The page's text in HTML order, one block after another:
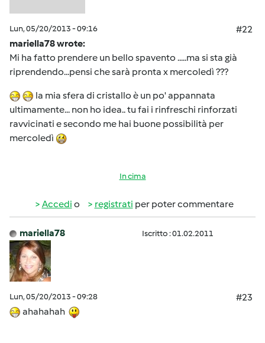
Lun, 05/20/2013 - 09:16
#22
mariella78 wrote:
Mi ha fatto prendere un bello spavento .....ma si sta già
riprendendo...pensi che sarà pronta x mercoledì ???
la mia sfera di cristallo è un po' appannata
ultimamente... non ho idea.. tu fai i rinfreschi rinforzati
ravvicinati e secondo me hai buone possibilità per
mercoledì
In cima
Accedi o registrati per poter commentare
mariella78 Iscritto : 01.02.2011
Lun, 05/20/2013 - 09:28
#23
ahahahah